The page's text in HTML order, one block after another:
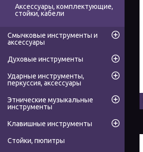
Аксессуары, комплектующие,
стойки, кабели
Смычковые инструменты и
аксессуары
Духовые инструменты
Ударные инструменты,
перкуссия, аксессуары
Этнические музыкальные
инструменты
Клавишные инструменты
Стойки, пюпитры